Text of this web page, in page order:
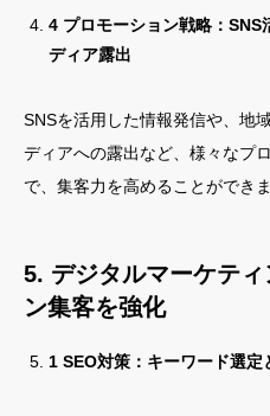
4 プロモーション戦略：SNS
ディア露出
SNSを活用した情報発信や、地
ディアへの露出など、様々なプ
で、集客力を高めることができま
5. デジタルマーケテ
ン集客を強化
1 SEO対策：キーワード選定